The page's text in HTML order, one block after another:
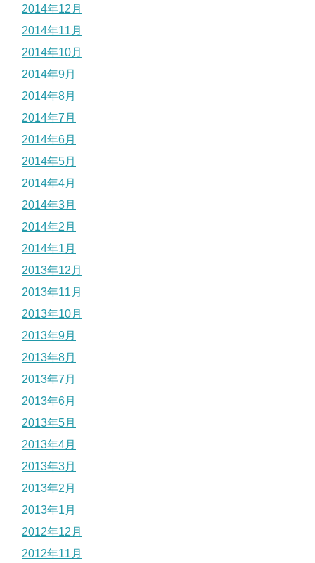
2014年12月
2014年11月
2014年10月
2014年9月
2014年8月
2014年7月
2014年6月
2014年5月
2014年4月
2014年3月
2014年2月
2014年1月
2013年12月
2013年11月
2013年10月
2013年9月
2013年8月
2013年7月
2013年6月
2013年5月
2013年4月
2013年3月
2013年2月
2013年1月
2012年12月
2012年11月